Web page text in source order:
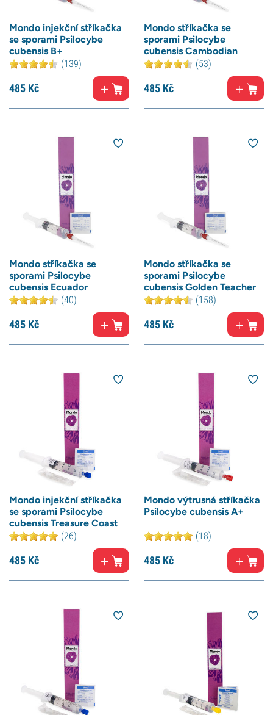
Mondo injekční stříkačka
se sporami Psilocybe
cubensis B+
(139)
485 Kč
Mondo stříkačka se
sporami Psilocybe
cubensis Cambodian
(53)
485 Kč
Mondo stříkačka se
sporami Psilocybe
cubensis Ecuador
(40)
485 Kč
Mondo stříkačka se
sporami Psilocybe
cubensis Golden Teacher
(158)
485 Kč
Mondo injekční stříkačka
se sporami Psilocybe
cubensis Treasure Coast
(26)
485 Kč
Mondo výtrusná stříkačka
Psilocybe cubensis A+
(18)
485 Kč